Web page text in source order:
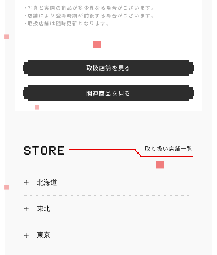
・写真と実際の商品が多少異なる場合がございます。
・店舗により登場時期が前後する場合がございます。
・取扱店舗は随時更新となります。
取扱店舗を見る
関連商品を見る
取り扱い店舗一覧
北海道
東北
東京